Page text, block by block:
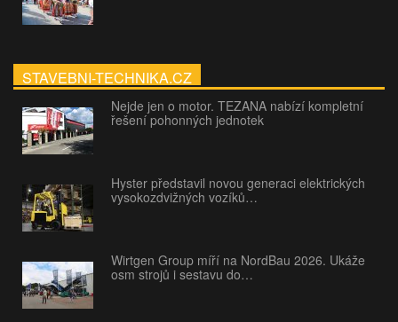
STAVEBNI-TECHNIKA.CZ
Nejde jen o motor. TEZANA nabízí kompletní
řešení pohonných jednotek
Hyster představil novou generaci elektrických
vysokozdvižných vozíků…
Wirtgen Group míří na NordBau 2026. Ukáže
osm strojů i sestavu do…